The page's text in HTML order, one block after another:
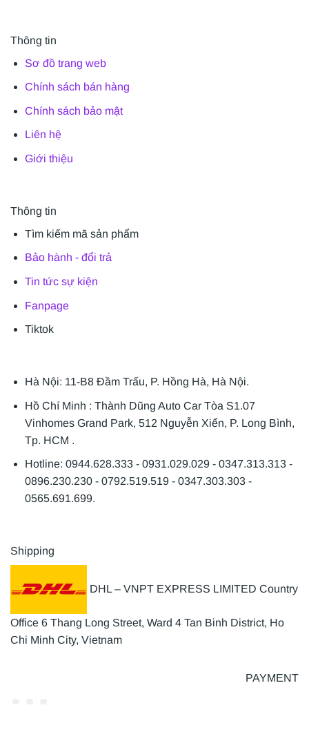
Thông tin
Sơ đồ trang web
Chính sách bán hàng
Chính sách bảo mật
Liên hệ
Giới thiệu
Thông tin
Tìm kiếm mã sản phẩm
Bảo hành - đổi trả
Tin tức sự kiện
Fanpage
Tiktok
Hà Nội: 11-B8 Đầm Trấu, P. Hồng Hà, Hà Nội.
Hồ Chí Minh : Thành Dũng Auto Car Tòa S1.07
Vinhomes Grand Park, 512 Nguyễn Xiển, P. Long Bình,
Tp. HCM .
Hotline: 0944.628.333 - 0931.029.029 - 0347.313.313 -
0896.230.230 - 0792.519.519 - 0347.303.303 -
0565.691.699.
Shipping
DHL – VNPT EXPRESS LIMITED Country
Office 6 Thang Long Street, Ward 4 Tan Binh District, Ho
Chi Minh City, Vietnam
PAYMENT